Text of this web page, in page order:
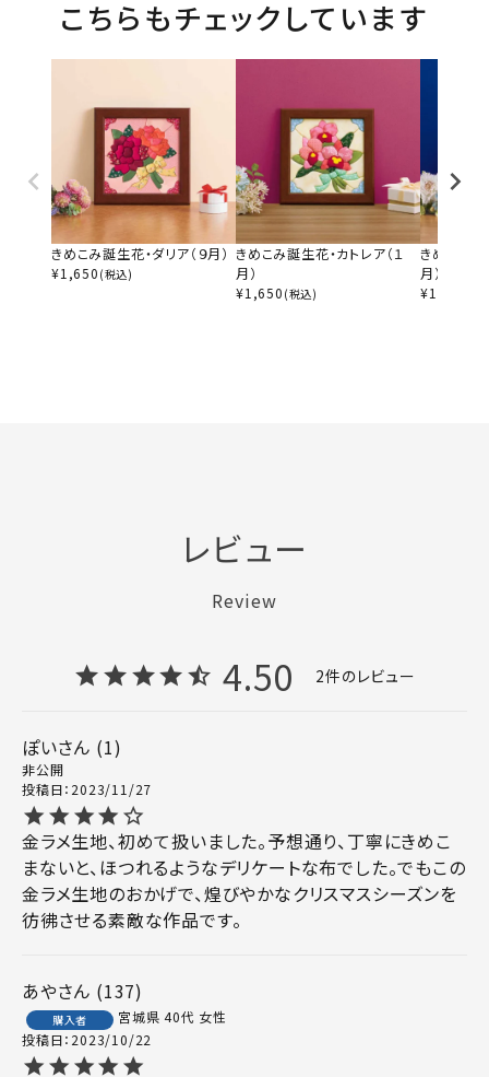
こちらもチェックしています
きめこみ誕生花・ダリア（９月）
¥1,650 (税込)
きめこみ誕生花・カトレア（１
月）
¥1,650 (税込)
きめこみ誕
月）
¥1,650
レビュー
Review
4.50 2
ぽい 1
非公開
投稿日 2023/11/27
金ラメ生地、初めて扱いました。予想通り、丁寧にきめこ
まないと、ほつれるようなデリケートな布でした。でもこの
金ラメ生地のおかげで、煌びやかなクリスマスシーズンを
彷彿させる素敵な作品です。
あや 137
購入者 宮城県 40代 女性
投稿日 2023/10/22